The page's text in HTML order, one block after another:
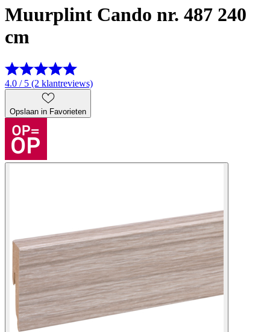
Muurplint Cando nr. 487 240
cm
4.0 / 5 (2 klantreviews)
Opslaan in Favorieten